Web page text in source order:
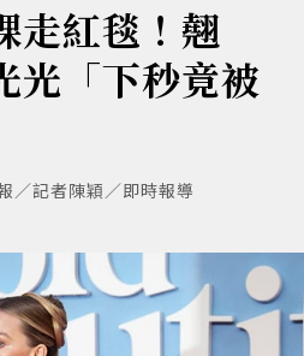
走紅毯！翹
光「下秒竟被
／記者陳穎／即時報導